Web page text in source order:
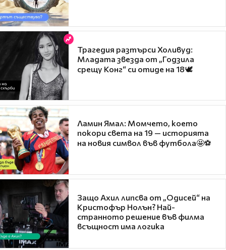
Трагедия разтърси Холивуд:
Младата звезда от „Годзила
срещу Конг“ си отиде на 18🕊️
Ламин Ямал: Момчето, което
покори света на 19 — историята
на новия символ във футбола🤩⚽
Защо Ахил липсва от „Одисей“ на
Кристофър Нолън? Най-
странното решение във филма
всъщност има логика